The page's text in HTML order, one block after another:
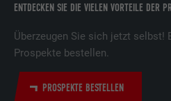
ENTDECKEN SIE DIE VIELEN VORTEILE DER
Überzeugen Sie sich jetzt selbst!
Prospekte bestellen.
PROSPEKTE BESTELLEN
lidc
Laufzeit 1 Tag